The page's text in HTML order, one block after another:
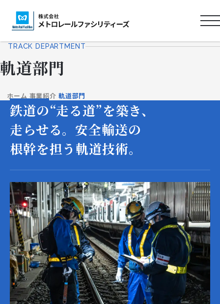
TRACK DEPARTMENT
軌道部門
ホーム 事業紹介 軌道部門
鉄道の“走る道”を築き、
走らせる。 安全輸送の
根幹を担う軌道技術。